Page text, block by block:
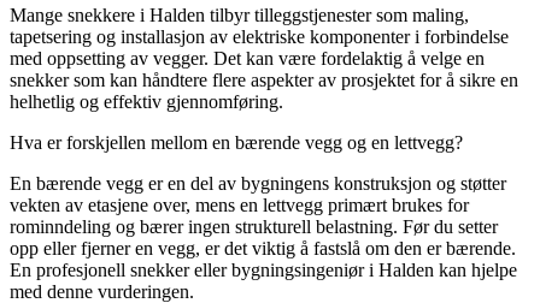
Mange snekkere i Halden tilbyr tilleggstjenester som maling,
tapetsering og installasjon av elektriske komponenter i forbindelse
med oppsetting av vegger. Det kan være fordelaktig å velge en
snekker som kan håndtere flere aspekter av prosjektet for å sikre en
helhetlig og effektiv gjennomføring.
Hva er forskjellen mellom en bærende vegg og en lettvegg?
En bærende vegg er en del av bygningens konstruksjon og støtter
vekten av etasjene over, mens en lettvegg primært brukes for
rominndeling og bærer ingen strukturell belastning. Før du setter
opp eller fjerner en vegg, er det viktig å fastslå om den er bærende.
En profesjonell snekker eller bygningsingeniør i Halden kan hjelpe
med denne vurderingen.